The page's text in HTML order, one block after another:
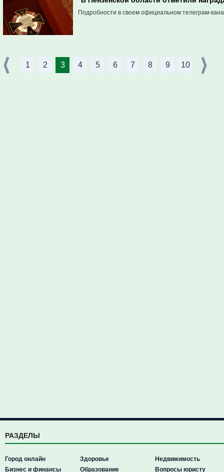
Подробности в своем официальном телеграм-
1 2 3 4 5 6 7 8 9 10
РАЗДЕЛЫ
Город онлайн
Бизнес и финансы
Здоровье
Образование
Недвижимость
Вопросы юристу